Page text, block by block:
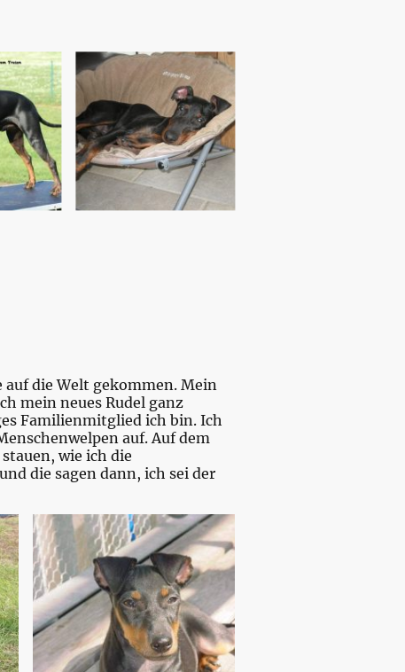
die Welt gekommen. Mein
mein neues Rudel ganz
Familienmitglied ich bin. Ich
auf. Auf dem
wie ich die
die sagen dann, ich sei der